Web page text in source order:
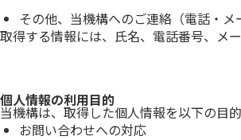
その他、当機構へのご連絡（電話・メ
取得する情報には、氏名、電話番号、メ
個人情報の利用目的
当機構は、取得した個人情報を以下の目
お問い合わせへの対応